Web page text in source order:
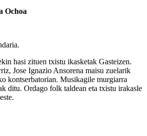
Ochoa
hasi zituen txistu ikasketak Gasteizen.
Jose Ignazio Ansorena maisu zuelarik
kontserbatorian. Musikagile murgiarra
ditu. Ordago folk taldean eta txistu irakasle